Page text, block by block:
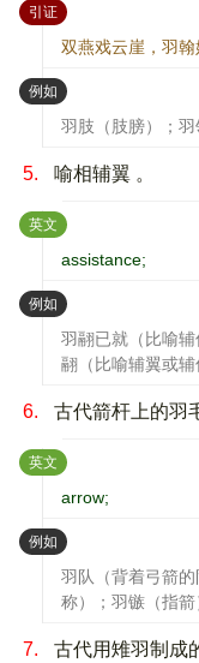
引证：
双燕戏云崖，羽
例如 ：
羽肢（肢膀）；羽
5. 喻相辅翼 。
英文 ：
assistance;
例如 ：
羽翮已就（比喻
翮（比喻辅翼或辅
6. 古代箭杆上的羽
英文 ：
arrow;
例如 ：
羽队（背着弓箭
称）；羽镞（指箭
7. 古代用雉羽制成